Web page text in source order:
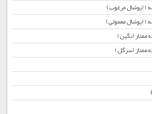
ممتاز (نگین)
ممتاز (سرگل)